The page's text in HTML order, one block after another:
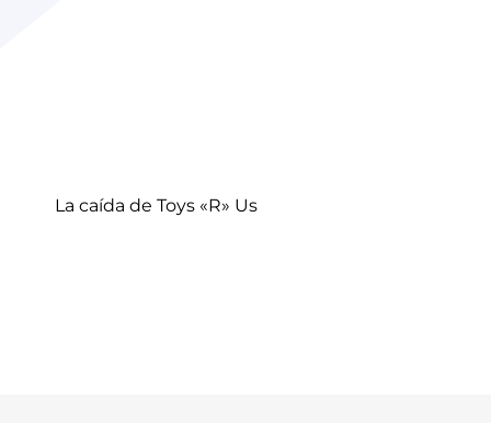
La caída de Toys «R» Us